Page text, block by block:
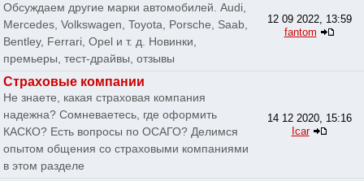
Обсуждаем другие марки автомобилей. Audi,
Mercedes, Volkswagen, Toyota, Porsche, Saab,
Bentley, Ferrari, Opel и т. д. Новинки,
премьеры, тест-драйвы, отзывы
12 09 2022, 13:59
fantom
Страховые компании
Не знаете, какая страховая компания
надежна? Сомневаетесь, где оформить
КАСКО? Есть вопросы по ОСАГО? Делимся
опытом общения со страховыми компаниями
в этом разделе
14 12 2020, 15:16
Icar